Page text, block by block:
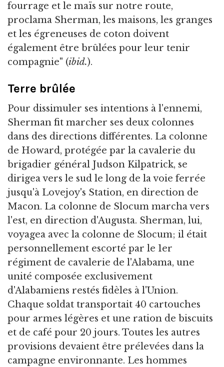
fourrage et le maïs sur notre route,
proclama Sherman, les maisons, les granges
et les égreneuses de coton doivent
également être brûlées pour leur tenir
compagnie" (ibid.).
Terre brûlée
Pour dissimuler ses intentions à l'ennemi,
Sherman fit marcher ses deux colonnes
dans des directions différentes. La colonne
de Howard, protégée par la cavalerie du
brigadier général Judson Kilpatrick, se
dirigea vers le sud le long de la voie ferrée
jusqu'à Lovejoy's Station, en direction de
Macon. La colonne de Slocum marcha vers
l'est, en direction d'Augusta. Sherman, lui,
voyagea avec la colonne de Slocum; il était
personnellement escorté par le 1er
régiment de cavalerie de l'Alabama, une
unité composée exclusivement
d'Alabamiens restés fidèles à l'Union.
Chaque soldat transportait 40 cartouches
pour armes légères et une ration de biscuits
et de café pour 20 jours. Toutes les autres
provisions devaient être prélevées dans la
campagne environnante. Les hommes